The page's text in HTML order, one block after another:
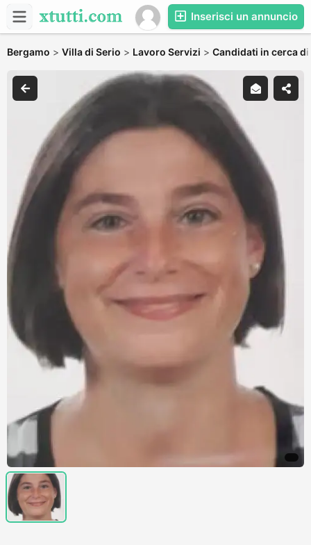
Inserisci un annuncio
Bergamo > Villa di Serio > Lavoro Servizi > Candidati in cerca